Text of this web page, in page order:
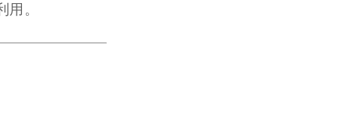
。